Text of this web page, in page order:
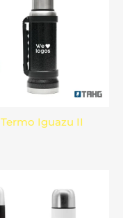
Termo Iguazu II